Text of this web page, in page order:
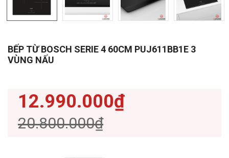
BẾP TỪ BOSCH SERIE 4 60CM PUJ611BB1E 3
VÙNG NẤU
12.990.000₫
20.800.000₫